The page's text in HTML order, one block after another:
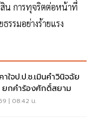
น การทุจริตต่อหน้าที่
รรมอย่างร้ายแรง
ใจป.ป.ช.เมินคำวินิจฉัย
ยกคำร้องศักดิ์สยาม
| 08:42 น.